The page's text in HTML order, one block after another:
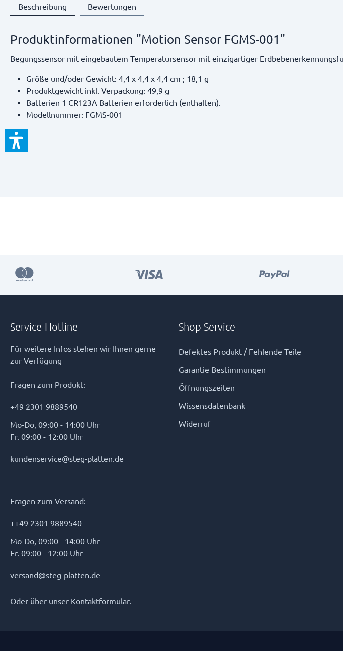
Beschreibung Bewertungen
Produktinformationen "Motion Sensor FGMS-001"
Begungssensor mit eingebautem Temperatursensor mit einzigartiger
Größe und/oder Gewicht: 4,4 x 4,4 x 4,4 cm ; 18,1 g
Produktgewicht inkl. Verpackung: 49,9 g
Batterien 1 CR123A Batterien erforderlich (enthalten).
Modellnummer: FGMS-001
Service-Hotline
Für weitere Infos stehen wir Ihnen gerne
zur Verfügung
Fragen zum Produkt:
+49 2301 9889540
Mo-Do, 09:00 - 14:00 Uhr
Fr. 09:00 - 12:00 Uhr
kundenservice@steg-platten.de
Fragen zum Versand:
++49 2301 9889540
Mo-Do, 09:00 - 14:00 Uhr
Fr. 09:00 - 12:00 Uhr
versand@steg-platten.de
Oder über unser Kontaktformular.
Shop Service
Defektes Produkt / Fehlende Teile
Garantie Bestimmungen
Öffnungszeiten
Wissensdatenbank
Widerruf